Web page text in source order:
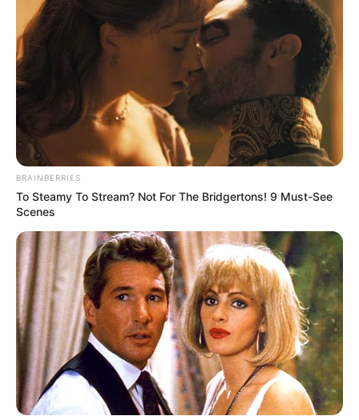
A feleség zokogva kimászik az ágy alól, és elolvassa, mit írt a férje a
levélhez.
– Szeretlek, Te hülye, kilátszott a lábad az ágy alól, elmentem
kenyérért!